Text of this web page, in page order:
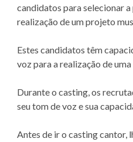
candidatos para selecionar
realização de um projeto
Estes candidatos têm
voz para a realização de
Durante o casting, os
seu tom de voz e sua
Antes de ir o casting cantor,